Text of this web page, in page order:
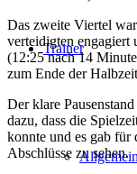
Trainer
Das zweite Viertel
verteidigten engagiert
(12:25 nach 14
zum Ende der
Der klare
dazu, dass die
konnte und es gab für
Abschlüsse zu sehen.